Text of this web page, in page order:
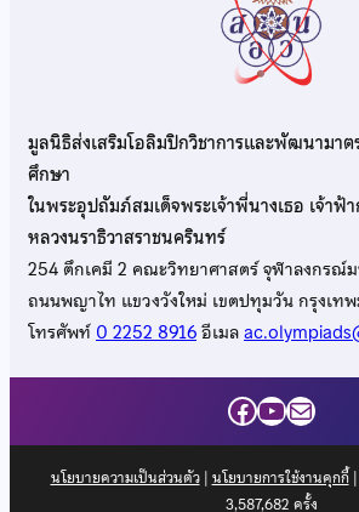
มูลนิธิส่งเสริมโอลิมปิกวิชาการและพัฒนามา
ศึกษา
ในพระอุปถัมภ์สมเด็จพระเจ้าพี่นางเธอ เจ้า
หลวงนราธิวาสราชนครินทร์
254 ตึกเคมี 2 คณะวิทยาศาสตร์ จุฬาลงกรณ์
ถนนพญาไท แขวงวังใหม่ เขตปทุมวัน กรุงเท
โทรศัพท์0 2252 8916อีเมล
Facebook
YouTube
Mail
นโยบายความเป็นส่วนตัว| นโยบายการใช้งานคุกกี้|
3,587,682 ครั้ง